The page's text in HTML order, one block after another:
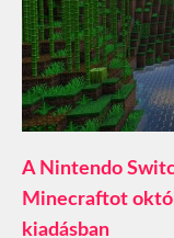
A Nintendo
Minecraftot
kiadásban